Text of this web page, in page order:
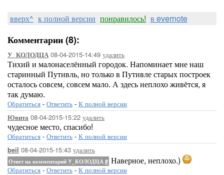
вверх^ к полной версии понравилось! в evernote
Комментарии (8):
У_КОЛОДЦА 08-04-2015-14:49 удалить
Тихий и малонаселённый городок. Напоминает мне наш
старинный Путивль, но только в Путивле старых построек
осталось совсем, совсем мало. А здесь неплохо живётся, я
так думаю.
Обратиться - Ответить - К полной версии
Ювита 08-04-2015-15:22 удалить
чудесное место, спасибо!
Обратиться - Ответить - К полной версии
beil 08-04-2015-15:43 удалить
Ответ на комментарий У_КОЛОДЦА # Наверное, неплохо.)
Обратиться - Ответить - К полной версии